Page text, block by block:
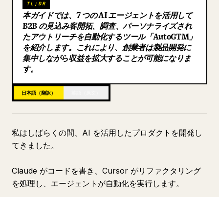
ブログ
更新情報
TL;DR
本ガイドでは、7 つの AI エージェントを活用して
B2B の見込み客開拓、調査、パーソナライズされ
たアウトリーチを自動化するツール「AutoGTM」
を紹介します。これにより、創業者は製品開発に
集中しながら収益を拡大することが可能になりま
す。
日本語（翻訳）
私はしばらくの間、AI を活用したプロダクトを開発し
てきました。
Claude がコードを書き、Cursor がリファクタリング
を処理し、エージェントが自動化を実行します。